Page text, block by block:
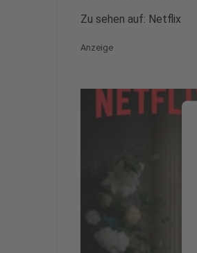
Zu sehen auf: Netflix
Anzeige